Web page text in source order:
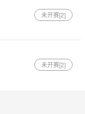
未开赛[2]
未开赛[2]